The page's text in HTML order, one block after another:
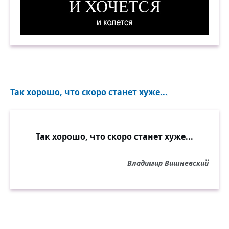
Так хорошо, что скоро станет хуже...
Так хорошо, что скоро станет хуже...
Владимир Вишневский